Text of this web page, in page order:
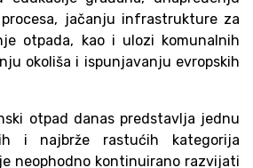
jačanju infrastrukture za
otpada, kao i ulozi komunalnih
okoliša i ispunjavanju evropskih
otpad danas predstavlja jednu
i najbrže rastućih kategorija
neophodno kontinuirano razvijati